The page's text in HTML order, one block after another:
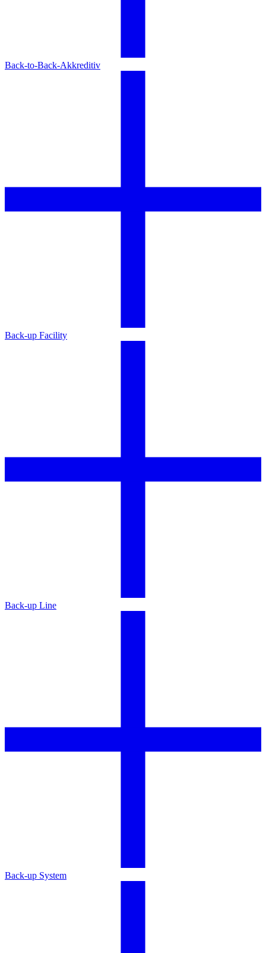
Back-to-Back-Akkreditiv
Back-up Facility
Back-up Line
Back-up System